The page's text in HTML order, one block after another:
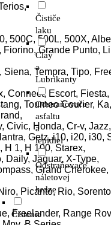
Čističe
laku
Clay
a
Lubrikanty
Odstraňovače
asfaltu
a
lepidiel
Odstraňovače
náletovej
hrdze
Čistenie
500C, 500L, 500X,
Fiorino, Grande Punto,
Tempra, Tipo,
Connect, Escort,
Tourneo Courier,
Civic, Honda, Cr-v, Jazz,
Getz, i10, i20, i30,
H 1, H 100, Starex,
Daily, Jaguar, X-Type,
Grand
Picanto, Rio,
Freelander, Range